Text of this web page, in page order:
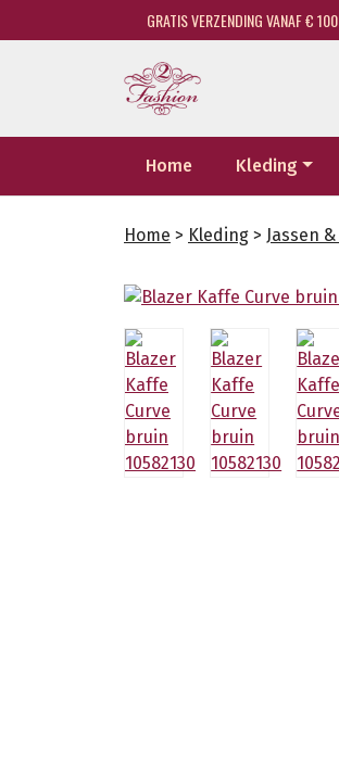
GRATIS VERZENDING VANAF € 100
Home Kleding
Home > Kleding > Jassen